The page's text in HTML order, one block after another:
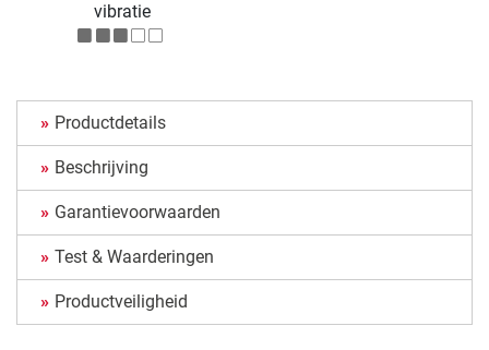
vibratie
Productdetails
Beschrijving
Garantievoorwaarden
Test & Waarderingen
Productveiligheid